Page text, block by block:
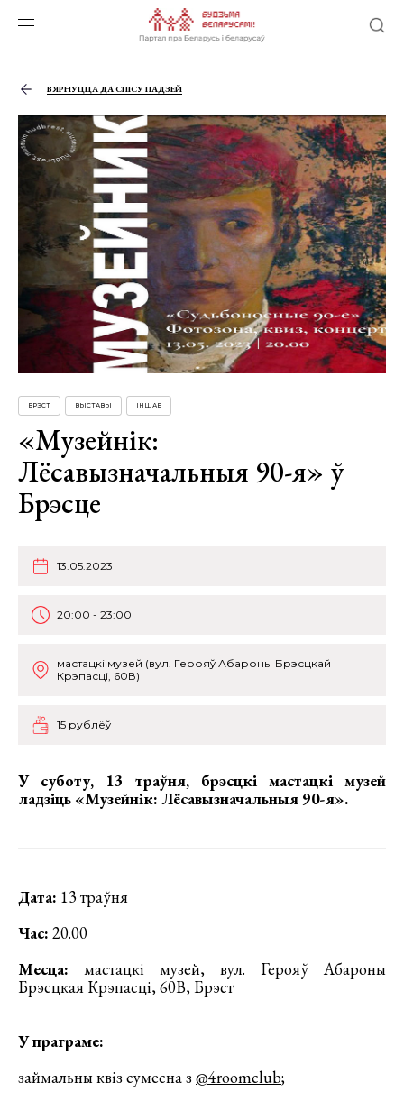
ВЯРНУЦЦА ДА СПІСУ ПАДЗЕЙ
БРЭСТ ВЫСТАВЫ ІНШАЕ
«Музейнік:
Лёсавызначальныя 90-я» ў
Брэсце
13.05.2023
20:00 - 23:00
мастацкі музей (вул. Герояў Абароны Брэсцкай
Крэпасці, 60В)
15 рублёў
У суботу, 13 траўня, брэсцкі мастацкі музей
ладзіць «Музейнік: Лёсавызначальныя 90-я».
Дата: 13 траўня
Час: 20.00
Месца: мастацкі музей, вул. Герояў Абароны
Брэсцкая Крэпасці, 60В, Брэст
У праграме:
займальны квіз сумесна з@4roomclub;